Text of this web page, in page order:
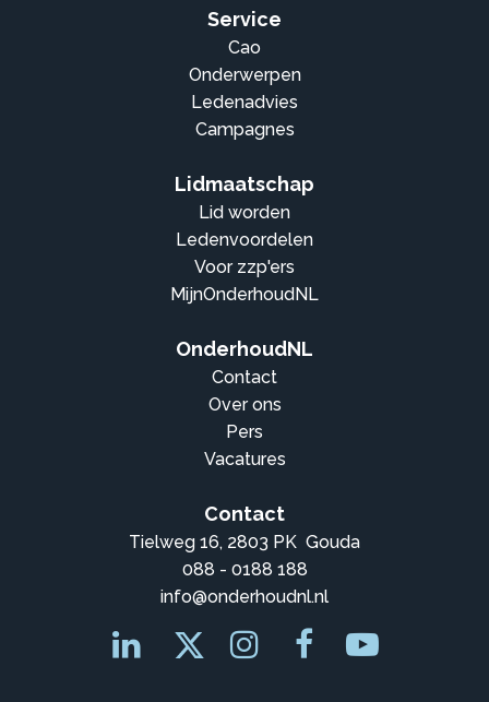
Service
Cao
Onderwerpen
Ledenadvies
Campagnes
Lidmaatschap
Lid worden
Ledenvoordelen
Voor zzp'ers
MijnOnderhoudNL
OnderhoudNL
Contact
Over ons
Pers
Vacatures
Contact
Tielweg 16, 2803 PK Gouda
088 - 0188 188
info@onderhoudnl.nl